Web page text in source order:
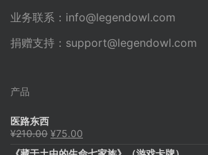
业务联系： info@legendowl.com
捐赠支持： support@legendowl.com
产品
医路东西
¥210.00 原
¥75.00